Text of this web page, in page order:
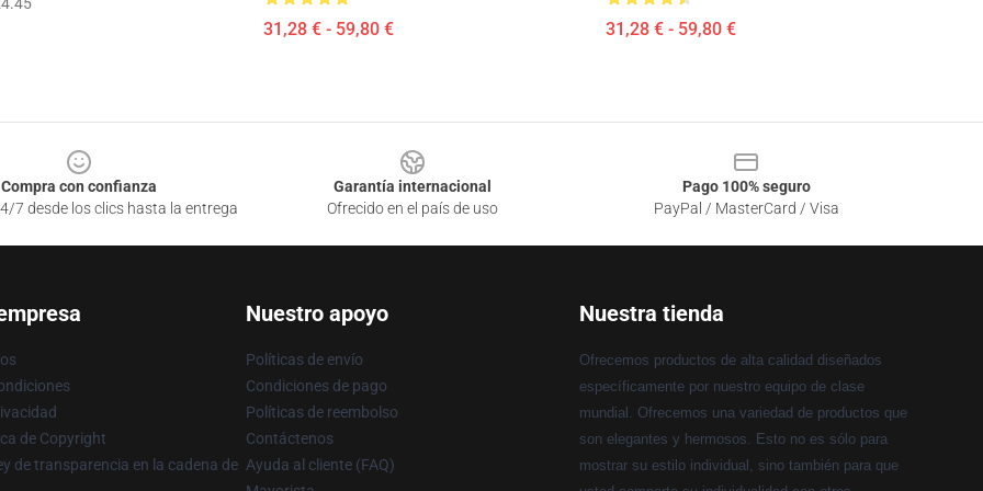
31,28 € - 59,80 € 31,28 € - 59,80 €
Compra con confianza
7 desde los clics hasta la entrega
Garantía internacional
Ofrecido en el país de uso
Pago 100% seguro
PayPal / MasterCard / Visa
de Copyright
de transparencia en la cadena de
Nuestro apoyo
Políticas de envío
Condiciones de pago
Políticas de reembolso
Contáctenos
Ayuda al cliente (FAQ)
Nuestra tienda
Ofrecemos productos de alta calidad diseñados
específicamente por nuestro equipo de clase
mundial. Ofrecemos una variedad de productos que
son elegantes y hermosos. Esto no es sólo para
mostrar su estilo individual, sino también para que